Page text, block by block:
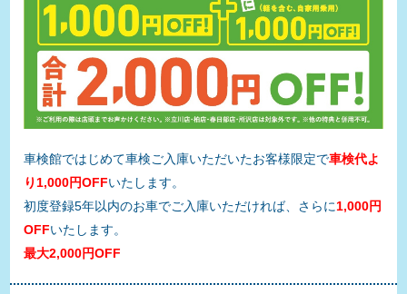
車検館ではじめて車検ご入庫いただいたお客様限定で車検代よ
り1,000円OFFいたします。
初度登録5年以内のお車でご入庫いただければ、さらに1,000円
OFFいたします。
最大2,000円OFF